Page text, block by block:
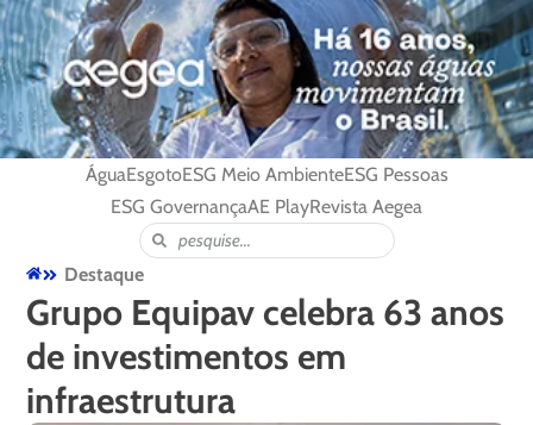
ÁguaEsgotoESG Meio AmbienteESG Pessoas
ESG GovernançaAE PlayRevista Aegea
Destaque
Grupo Equipav celebra 63 anos
de investimentos em
infraestrutura